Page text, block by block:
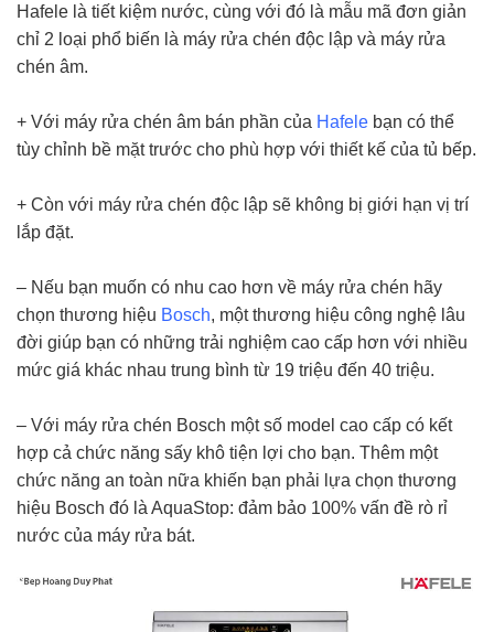
Hafele là tiết kiệm nước, cùng với đó là mẫu mã đơn giản
chỉ 2 loại phổ biến là máy rửa chén độc lập và máy rửa
chén âm.
+ Với máy rửa chén âm bán phần của Hafele bạn có thể
tùy chỉnh bề mặt trước cho phù hợp với thiết kế của tủ bếp.
+ Còn với máy rửa chén độc lập sẽ không bị giới hạn vị trí
lắp đặt.
– Nếu bạn muốn có nhu cao hơn về máy rửa chén hãy
chọn thương hiệu Bosch, một thương hiệu công nghệ lâu
đời giúp bạn có những trải nghiệm cao cấp hơn với nhiều
mức giá khác nhau trung bình từ 19 triệu đến 40 triệu.
– Với máy rửa chén Bosch một số model cao cấp có kết
hợp cả chức năng sấy khô tiện lợi cho bạn. Thêm một
chức năng an toàn nữa khiến bạn phải lựa chọn thương
hiệu Bosch đó là AquaStop: đảm bảo 100% vấn đề rò rỉ
nước của máy rửa bát.